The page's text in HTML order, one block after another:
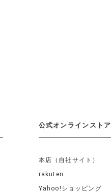
公式オンラインストア
本店（自社サイト）
rakuten
Yahoo!ショッピング